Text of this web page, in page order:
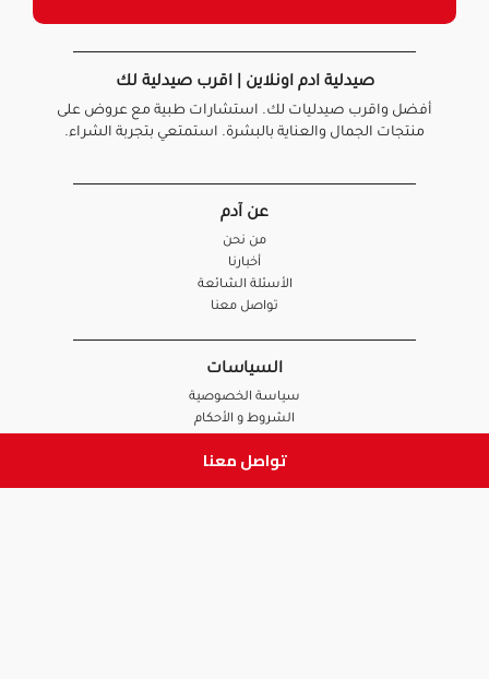
تواصل معنا
صيدلية ادم اونلاين | اقرب صيدلية لك
أفضل واقرب صيدليات لك. استشارات طبية مع عروض على
منتجات الجمال والعناية بالبشرة. استمتعي بتجربة الشراء.
عن آدم
من نحن
أخبارنا
الأسئلة الشائعة
تواصل معنا
السياسات
سياسة الخصوصية
الشروط و الأحكام